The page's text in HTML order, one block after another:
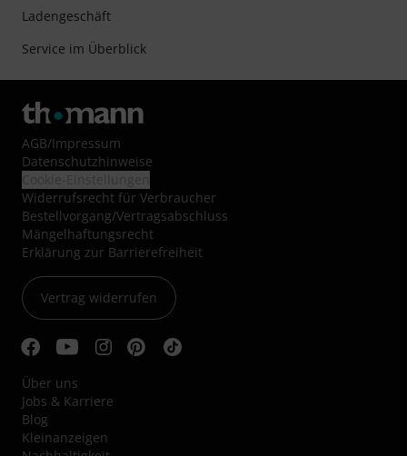
Ladengeschäft
Service im Überblick
AGB/Impressum
Datenschutzhinweise
Widerrufsrecht für Verbraucher
Bestellvorgang/Vertragsabschluss
Mängelhaftungsrecht
Erklärung zur Barrierefreiheit
Vertrag widerrufen
Über uns
Jobs & Karriere
Blog
Kleinanzeigen